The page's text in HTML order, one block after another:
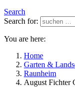
Search
Search for:
You are here:
Home
Garten &
Raunheim
August Fichter